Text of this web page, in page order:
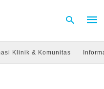
Klinik & Komunitas